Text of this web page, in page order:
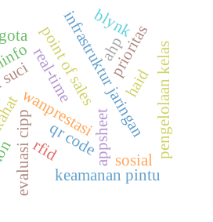
wanprestasiappsheet
infrastruktur jaringan
ahp
prioritas
evaluasi cipp qr code
real-time
point of sales
keamanan pintu
blynk
haid pengelolaan kelas
rfid sosial